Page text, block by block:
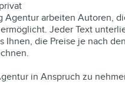
Agentur arbeiten Autoren,
Jeder Text
Ihnen, die Preise je nach
in Anspruch zu